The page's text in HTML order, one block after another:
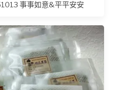
事事如意&平平安安